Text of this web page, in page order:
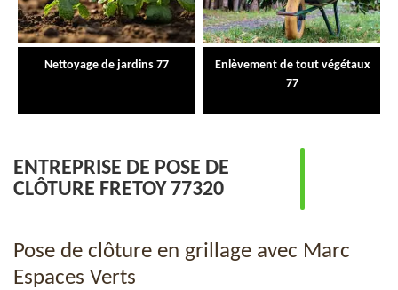
Nettoyage de jardins 77
Enlèvement de tout végétaux
77
ENTREPRISE DE POSE DE
CLÔTURE FRETOY 77320
Pose de clôture en grillage avec Marc
Espaces Verts